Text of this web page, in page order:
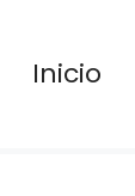
Inicio